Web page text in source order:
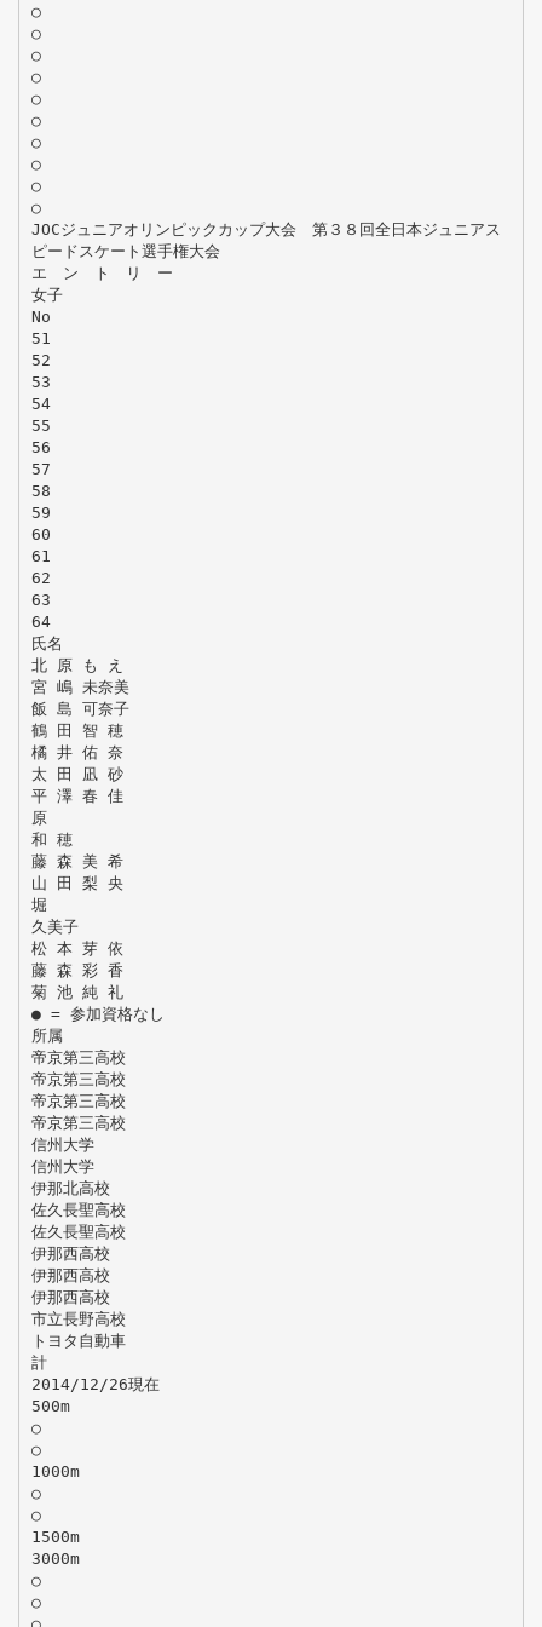
○
○
○
○
○
○
○
○
○
○
JOCジュニアオリンピックカップ大会 第３８回全日本ジュニアス
ピードスケート選手権大会
エ ン ト リ ー
女子
No
51
52
53
54
55
56
57
58
59
60
61
62
63
64
氏名
北 原 も え
宮 嶋 未奈美
飯 島 可奈子
鶴 田 智 穂
橘 井 佑 奈
太 田 凪 砂
平 澤 春 佳
原
和 穂
藤 森 美 希
山 田 梨 央
堀
久美子
松 本 芽 依
藤 森 彩 香
菊 池 純 礼
● = 参加資格なし
所属
帝京第三高校
帝京第三高校
帝京第三高校
帝京第三高校
信州大学
信州大学
伊那北高校
佐久長聖高校
佐久長聖高校
伊那西高校
伊那西高校
伊那西高校
市立長野高校
トヨタ自動車
計
2014/12/26現在
500m
○
○
1000m
○
○
1500m
3000m
○
○
○